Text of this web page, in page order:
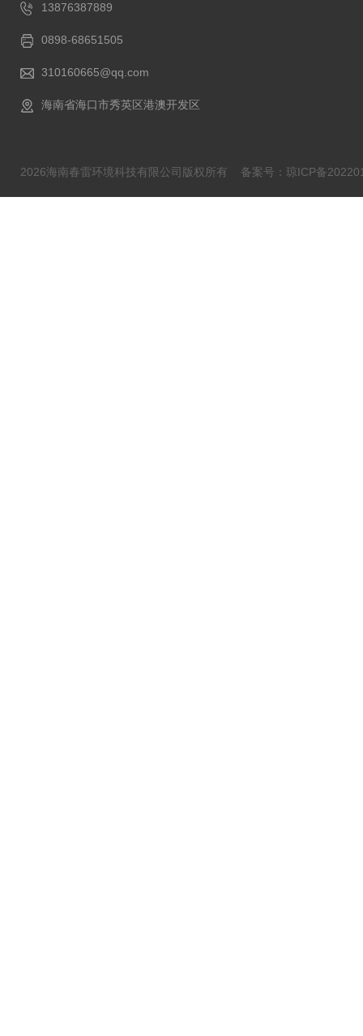
13876387889
0898-68651505
310160665@qq.com
海南省海口市秀英区港澳开发区
2026海南春雷环境科技有限公司版权所有 备案号：琼ICP备